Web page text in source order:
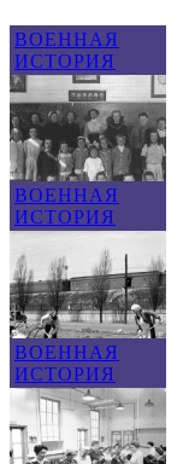
ВОЕННАЯ
ИСТОРИЯ
ВОЕННАЯ
ИСТОРИЯ
ВОЕННАЯ
ИСТОРИЯ